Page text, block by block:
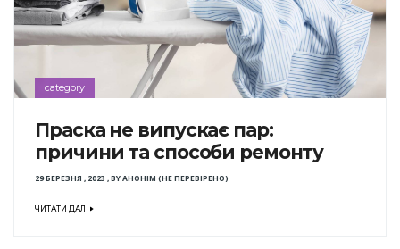
category
Праска не випускає пар:
причини та способи ремонту
29 БЕРЕЗНЯ , 2023 ,BYАНОНІМ (НЕ ПЕРЕВІРЕНО)
ЧИТАТИ ДАЛІ